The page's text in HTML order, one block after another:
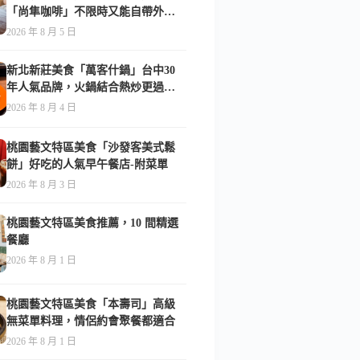
「尚隼咖啡」不限時又能自帶外
食，難怪在地人天天報到-附菜單
2026 年 8 月 5 日
新北新莊美食「萬客什鍋」台中30
年人氣品牌，火鍋結合熱炒更過
癮！-附菜單
2026 年 8 月 4 日
桃園藝文特區美食「沙發客美式鬆
餅」好吃的人氣早午餐店-附菜單
2026 年 8 月 3 日
桃園藝文特區美食推薦，10 間精選
餐廳
2026 年 8 月 1 日
桃園藝文特區美食「本壽司」高級
無菜單料理，情侶約會聚餐都適合
2026 年 8 月 1 日